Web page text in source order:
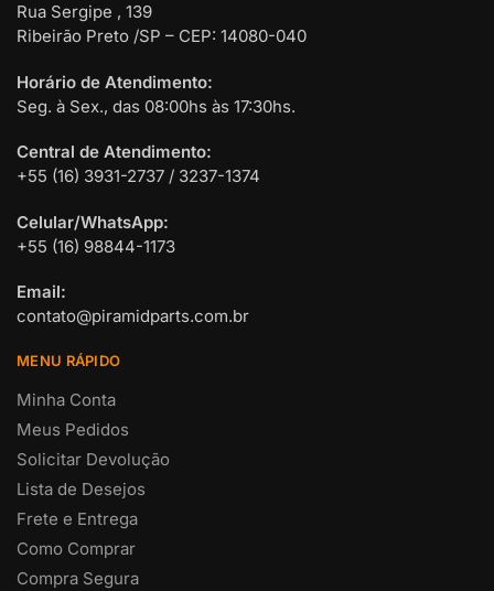
Rua Sergipe , 139
Ribeirão Preto /SP – CEP: 14080-040
Horário de Atendimento:
Seg. à Sex., das 08:00hs às 17:30hs.
Central de Atendimento:
+55 (16) 3931-2737 / 3237-1374
Celular/WhatsApp:
+55 (16) 98844-1173
Email:
contato@piramidparts.com.br
MENU RÁPIDO
Minha Conta
Meus Pedidos
Solicitar Devolução
Lista de Desejos
Frete e Entrega
Como Comprar
Compra Segura